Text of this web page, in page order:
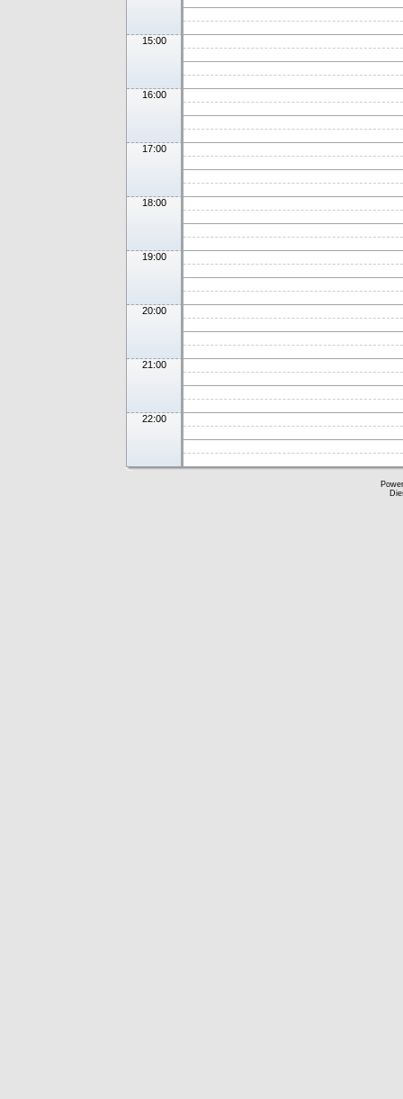
15:00
16:00
17:00
18:00
19:00
20:00
21:00
22:00